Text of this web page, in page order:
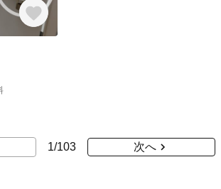
1/103 次へ